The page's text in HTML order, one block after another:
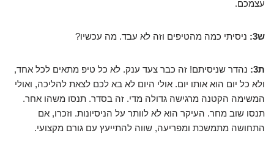
עצמכם.
ש3: ניסיתי כמה מהטיפים וזה לא עבד. מה עכשיו?
ת3:
נהדר שניסיתם! זה כבר צעד ענק. לא כל טיפ מתאים לכל אחד,
ולא כל יום הוא אותו יום. אולי היום לא בא לכם לצאת להליכה, ואולי
המשימה הקטנה מרגישה גדולה מדי. זה בסדר. תנסו משהו אחר.
תנסו שוב מחר. העיקר הוא לא לוותר על הניסיונות. וזכרו, אם
התחושה מתמשכת ומפריעה, שווה להתייעץ עם גורם מקצועי.